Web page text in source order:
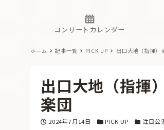
コンサートカレンダー
ホーム 記事一覧 PICK UP 出口大地（指揮）
出口大地（指揮
楽団
投稿日
2024年7月14日 カテゴリー
PICK UP カテゴリ
注目公